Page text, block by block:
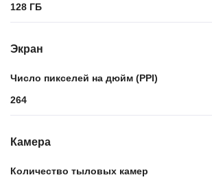
128 ГБ
Экран
Число пикселей на дюйм (PPI)
264
Камера
Количество тыловых камер